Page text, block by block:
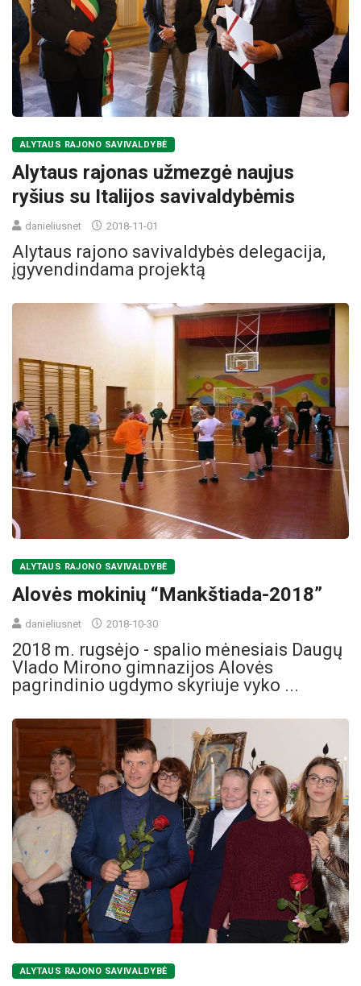
ALYTAUS RAJONO SAVIVALDYBĖ
Alytaus rajonas užmezgė naujus
ryšius su Italijos savivaldybėmis
danieliusnet 2018-11-01
Alytaus rajono savivaldybės delegacija,
įgyvendindama projektą
ALYTAUS RAJONO SAVIVALDYBĖ
Alovės mokinių “Mankštiada-2018”
danieliusnet 2018-10-30
2018 m. rugsėjo - spalio mėnesiais Daugų
Vlado Mirono gimnazijos Alovės
pagrindinio ugdymo skyriuje vyko ...
ALYTAUS RAJONO SAVIVALDYBĖ